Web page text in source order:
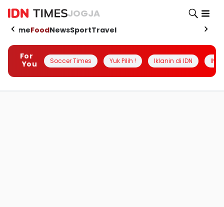
JOGJA
HomeFoodNewsSportTravel
For
You
Soccer Times Yuk Pilih ! Iklanin di IDN